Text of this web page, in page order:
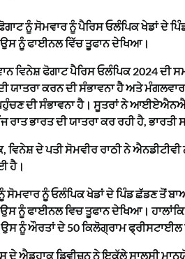
ਨੂੰ ਸੋਮਵਾਰ ਨੂੰ ਪੈਰਿਸ ਓਲੰਪਿਕ ਖੇਡਾਂ ਦੇ
ਉਸ ਨੂੰ ਫਾਈਨਲ ਵਿੱਚ ਤੂਫਾਨ ਦੇਖਿਆ।
ਵਿਨੇਸ਼ ਫੋਗਾਟ ਪੈਰਿਸ ਓਲੰਪਿਕ 2024 ਦੀ
ਯਾਤਰਾ ਕਰਨ ਦੀ ਸੰਭਾਵਨਾ ਹੈ ਅਤੇ
ਦੀ ਸੰਭਾਵਨਾ ਹੈ। ਸੂਤਰਾਂ ਨੇ
ਰਾਤ ਭਾਰਤ ਦੀ ਯਾਤਰਾ ਕਰ ਰਹੀ ਹੈ,
ਵਿਨੇਸ਼ ਦੇ ਪਤੀ ਸੋਮਵੀਰ ਰਾਠੀ ਨੇ
ਹੈ।
ਸੋਮਵਾਰ ਨੂੰ ਓਲੰਪਿਕ ਖੇਡਾਂ ਦੇ ਪਿੰਡ ਛੱਡਣ ਤੋਂ
ਨੂੰ ਫਾਈਨਲ ਵਿਚ ਤੂਫਾਨ ਦੇਖਿਆ।
ਨੂੰ ਔਰਤਾਂ ਦੇ 50 ਕਿਲੋਗ੍ਰਾਮ
ਦੇ ਐਡਹਾਕ ਡਿਵੀਜ਼ਨ ਨੇ ਇਕੱਲੇ ਸਾਲਸੀ